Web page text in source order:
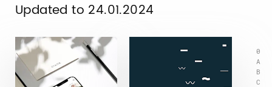
0
A
B
C
Updated to 24.01.2024